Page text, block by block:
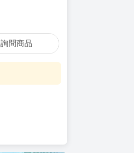
詢問商品